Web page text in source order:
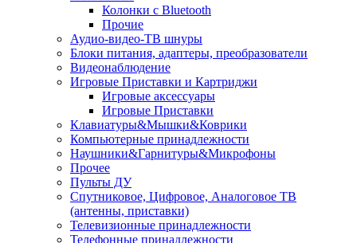
Колонки с Bluetooth
Прочие
Аудио-видео-ТВ шнуры
Блоки питания, адаптеры, преобразователи
Видеонаблюдение
Игровые Приставки и Картриджи
Игровые аксессуары
Игровые Приставки
Клавиатуры&Мышки&Коврики
Компьютерные принадлежности
Наушники&Гарнитуры&Микрофоны
Прочее
Пульты ДУ
Спутниковое, Цифровое, Аналоговое ТВ
(антенны, приставки)
Телевизионные принадлежности
Телефонные принадлежности